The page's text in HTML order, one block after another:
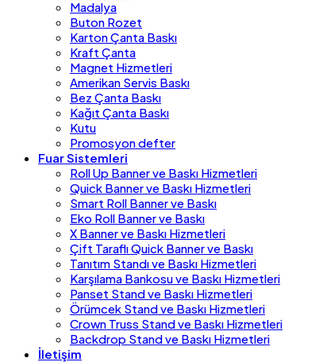
Madalya
Buton Rozet
Karton Çanta Baskı
Kraft Çanta
Magnet Hizmetleri
Amerikan Servis Baskı
Bez Çanta Baskı
Kağıt Çanta Baskı
Kutu
Promosyon defter
Fuar Sistemleri
Roll Up Banner ve Baskı Hizmetleri
Quick Banner ve Baskı Hizmetleri
Smart Roll Banner ve Baskı
Eko Roll Banner ve Baskı
X Banner ve Baskı Hizmetleri
Çift Taraflı Quick Banner ve Baskı
Tanıtım Standı ve Baskı Hizmetleri
Karşılama Bankosu ve Baskı Hizmetleri
Panset Stand ve Baskı Hizmetleri
Örümcek Stand ve Baskı Hizmetleri
Crown Truss Stand ve Baskı Hizmetleri
Backdrop Stand ve Baskı Hizmetleri
İletişim